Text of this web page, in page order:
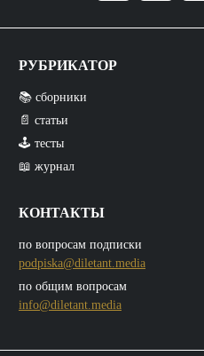
РУБРИКАТОР
📚 сборники
📄 статьи
🕹️ тесты
📖 журнал
КОНТАКТЫ
по вопросам подписки
podpiska@diletant.media
по общим вопросам
info@diletant.media